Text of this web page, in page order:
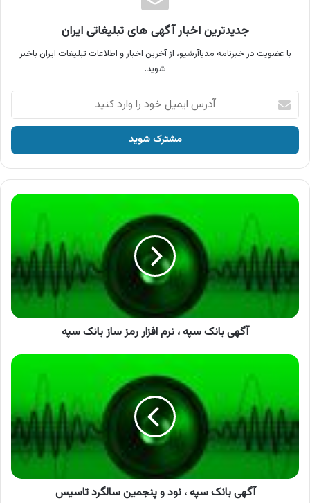
جدیدترین اخبار آگهی های تبلیغاتی ایران
با عضویت در خبرنامه مدیاآرشیو، از آخرین اخبار و اطلاعات تبلیغات ایران باخبر
شوید.
آدرس
ایمیل
خود
وارد
کنید
آگهی
نرم
افزار
رمز
بانک
آگهی بانک سپه ، نرم افزار رمز ساز بانک سپه
آگهی
نود
پنجمین
سالگرد
تاسیس
آگهی بانک سپه ، نود و پنجمین سالگرد تاسیس